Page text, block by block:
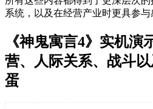
系统，以及在经营产业时更具参与
《神鬼寓言4》实机演
营、人际关系、战斗
蛋